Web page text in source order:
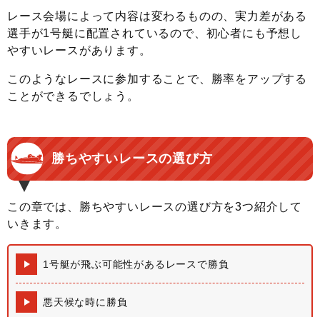
レース会場によって内容は変わるものの、実力差がある
選手が1号艇に配置されているので、初心者にも予想し
やすいレースがあります。
このようなレースに参加することで、勝率をアップする
ことができるでしょう。
勝ちやすいレースの選び方
この章では、勝ちやすいレースの選び方を3つ紹介して
いきます。
1号艇が飛ぶ可能性があるレースで勝負
悪天候な時に勝負